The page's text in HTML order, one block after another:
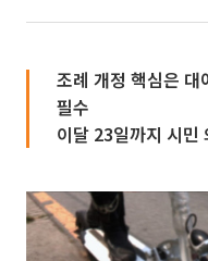
조례 개정 핵심은
필수
이달 23일까지 시민